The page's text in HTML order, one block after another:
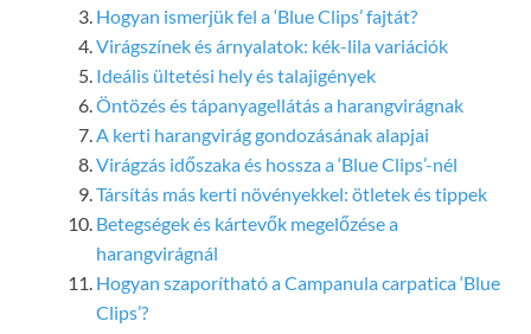
Hogyan ismerjük fel a ‘Blue Clips’ fajtát?
Virágszínek és árnyalatok: kék-lila variációk
Ideális ültetési hely és talajigények
Öntözés és tápanyagellátás a harangvirágnak
A kerti harangvirág gondozásának alapjai
Virágzás időszaka és hossza a ‘Blue Clips’-nél
Társítás más kerti növényekkel: ötletek és tippek
Betegségek és kártevők megelőzése a
harangvirágnál
Hogyan szaporítható a Campanula carpatica ‘Blue
Clips’?